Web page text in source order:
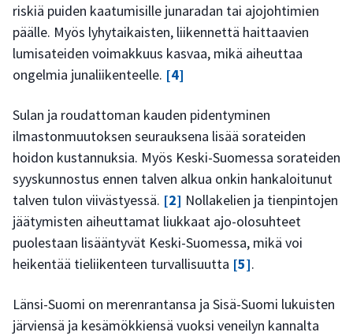
riskiä puiden kaatumisille junaradan tai ajojohtimien
päälle. Myös lyhytaikaisten, liikennettä haittaavien
lumisateiden voimakkuus kasvaa, mikä aiheuttaa
ongelmia junaliikenteelle. [4]
Sulan ja roudattoman kauden pidentyminen
ilmastonmuutoksen seurauksena lisää sorateiden
hoidon kustannuksia. Myös Keski-Suomessa sorateiden
syyskunnostus ennen talven alkua onkin hankaloitunut
talven tulon viivästyessä. [2] Nollakelien ja tienpintojen
jäätymisten aiheuttamat liukkaat ajo-olosuhteet
puolestaan lisääntyvät Keski-Suomessa, mikä voi
heikentää tieliikenteen turvallisuutta [5].
Länsi-Suomi on merenrantansa ja Sisä-Suomi lukuisten
järviensä ja kesämökkiensä vuoksi veneilyn kannalta